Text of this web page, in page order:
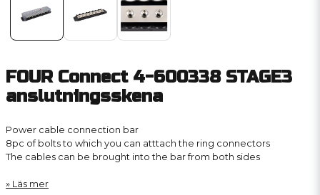
FOUR Connect 4-600338 STAGE3
anslutningsskena
Power cable connection bar
8pc of bolts to which you can atttach the ring connectors
The cables can be brought into the bar from both sides
Läs mer